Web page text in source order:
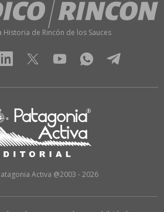
Historia de Rincón de los Sauces
Activa @2003 - 2026